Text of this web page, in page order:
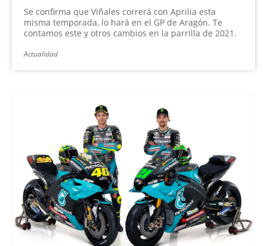
Se confirma que Viñales correrá con Aprilia esta
misma temporada, lo hará en el GP de Aragón. Te
contamos este y otros cambios en la parrilla de 2021.
Actualidad